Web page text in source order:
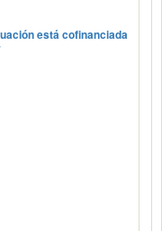
está cofinanciada